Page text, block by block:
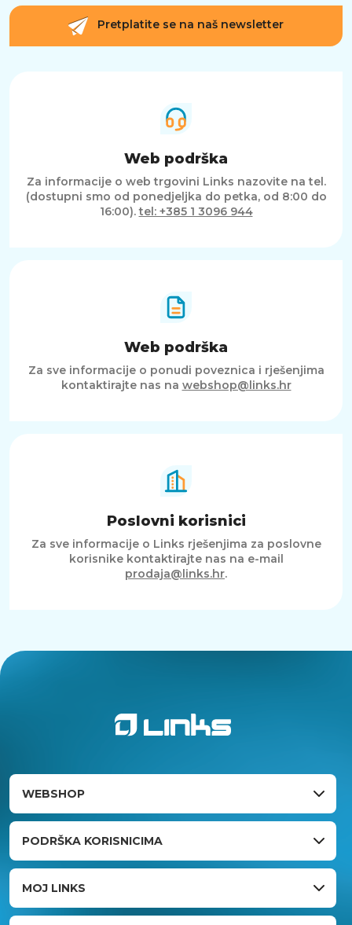
Pretplatite se na naš newsletter
Web podrška
Za informacije o web trgovini Links nazovite na tel.
(dostupni smo od ponedjeljka do petka, od 8:00 do
16:00).tel: +385 1 3096 944
Web podrška
Za sve informacije o ponudi poveznica i rješenjima
kontaktirajte nas na webshop@links.hr
Poslovni korisnici
Za sve informacije o Links rješenjima za poslovne
korisnike kontaktirajte nas na e-mail
prodaja@links.hr.
WEBSHOP
PODRŠKA KORISNICIMA
MOJ LINKS